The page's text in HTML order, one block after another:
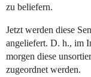
zu beliefern.
Jetzt werden diese
angeliefert. D. h., im
morgen diese
zugeordnet werden.